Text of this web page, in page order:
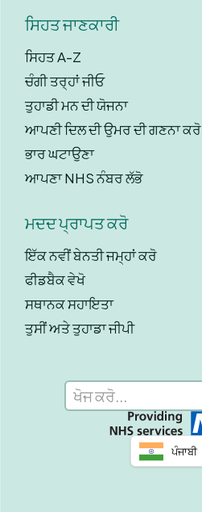
ਸਿਹਤ ਜਾਣਕਾਰੀ
ਸਿਹਤ A-Z
ਚੰਗੀ ਤਰ੍ਹਾਂ ਜੀਓ
ਤੁਹਾਡੀ ਮਨ ਦੀ ਯੋਜਨਾ
ਆਪਣੀ ਦਿਲ ਦੀ ਉਮਰ ਦੀ ਗਣਨਾ ਕਰੋ
ਭਾਰ ਘਟਾਉਣਾ
ਆਪਣਾ NHS ਨੰਬਰ ਲੱਭੋ
ਮਦਦ ਪ੍ਰਾਪਤ ਕਰੋ
ਇੱਕ ਨਵੀਂ ਬੇਨਤੀ ਜਮ੍ਹਾਂ ਕਰੋ
ਫੀਡਬੈਕ ਵੇਖੋ
ਸਥਾਨਕ ਸਹਾਇਤਾ
ਤੁਸੀਂ ਅਤੇ ਤੁਹਾਡਾ ਜੀਪੀ
ਪੰਜਾਬੀ